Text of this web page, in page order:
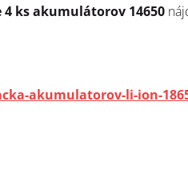
ks akumulátorov 14650
akumulatorov-li-ion-